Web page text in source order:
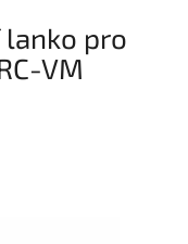
lanko pro
VM